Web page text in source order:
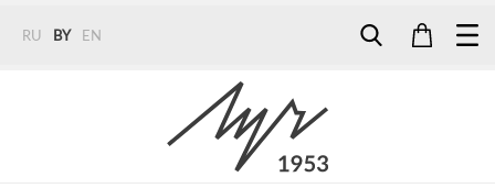
RU BY EN
+375 (29) 272 51 56